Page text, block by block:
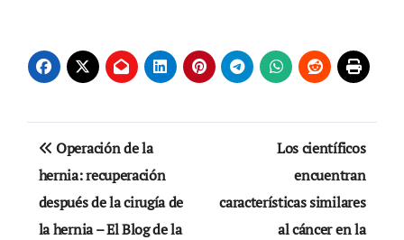
Navegación
de
entradas
Operación de la
hernia: recuperación
después de la cirugía de
la hernia – El Blog de la
Los científicos
encuentran
características similares
al cáncer en la